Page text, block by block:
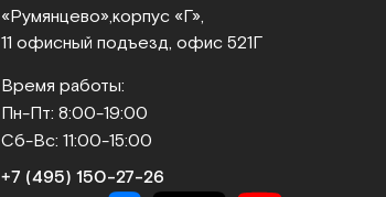
«Румянцево», корпус «Г»,
11 офисный подъезд, офис 521Г
Время работы:
Пн-Пт: 8:00-19:00
Сб-Вс: 11:00-15:00
+7 (495) 150‑27‑26